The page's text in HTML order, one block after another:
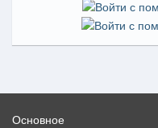
Основное